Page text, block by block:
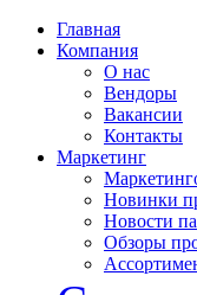
Главная
Компания
О нас
Вендоры
Вакансии
Контакты
Маркетинг
Новинки
Новости
Обзоры